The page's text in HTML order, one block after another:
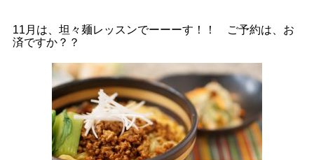
11月は、坦々麺レッスンでーーーす！！ ご予約は、お
済ですか？？